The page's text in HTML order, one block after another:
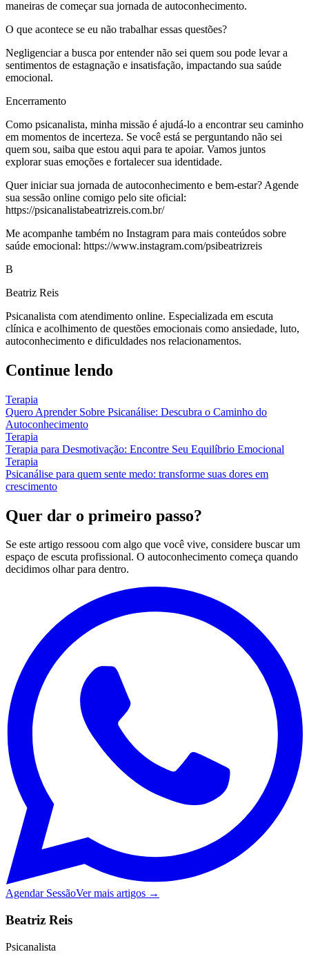
maneiras de começar sua jornada de autoconhecimento.
O que acontece se eu não trabalhar essas questões?
Negligenciar a busca por entender não sei quem sou pode levar a
sentimentos de estagnação e insatisfação, impactando sua saúde
emocional.
Encerramento
Como psicanalista, minha missão é ajudá-lo a encontrar seu caminho
em momentos de incerteza. Se você está se perguntando não sei
quem sou, saiba que estou aqui para te apoiar. Vamos juntos
explorar suas emoções e fortalecer sua identidade.
Quer iniciar sua jornada de autoconhecimento e bem-estar? Agende
sua sessão online comigo pelo site oficial:
https://psicanalistabeatrizreis.com.br/
Me acompanhe também no Instagram para mais conteúdos sobre
saúde emocional: https://www.instagram.com/psibeatrizreis
B
Beatriz Reis
Psicanalista com atendimento online. Especializada em escuta
clínica e acolhimento de questões emocionais como ansiedade, luto,
autoconhecimento e dificuldades nos relacionamentos.
Continue lendo
Terapia
Quero Aprender Sobre Psicanálise: Descubra o Caminho do
Autoconhecimento
Terapia
Terapia para Desmotivação: Encontre Seu Equilíbrio Emocional
Terapia
Psicanálise para quem sente medo: transforme suas dores em
crescimento
Quer dar o primeiro passo?
Se este artigo ressoou com algo que você vive, considere buscar um
espaço de escuta profissional. O autoconhecimento começa quando
decidimos olhar para dentro.
Agendar SessãoVer mais artigos →
Beatriz Reis
Psicanalista